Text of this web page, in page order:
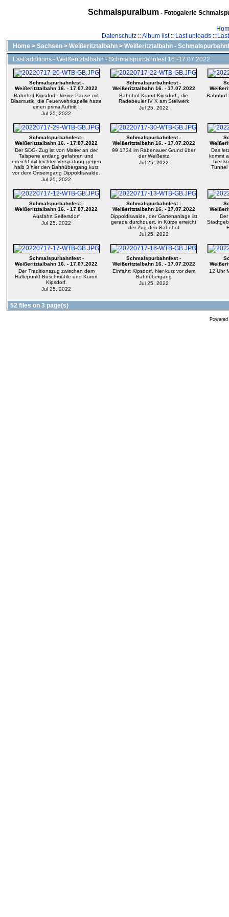
Schmalspuralbum- Fotogalerie
Datenschutz::Album list:: Last uploads::
Home > Sachsen > Weißeritztalbahn > Weißeritztalbahn -
Last additions - Weißeritztalbahn - Schmalspurbahnfest 16.-17.07.2022
Schmalspurbahnfest -
Weißeritztalbahn 16. - 17.07.2022
Bahnhof Kipsdorf - kleine Pause mit
Blasmusik, die Feuerwehrkapelle hatte
einen prima Auftritt !
Jul 25, 2022
Schmalspurbahnfest -
Weißeritztalbahn 16. - 17.07.2022
Bahnhof Kurort Kipsdorf , die
Radebeuler IV K am Stellwerk
Jul 25, 2022
Bahnhof
Schmalspurbahnfest -
Weißeritztalbahn 16. - 17.07.2022
Der SDG- Zug ist von Malter an der
Talsperre entlang gefahren und
erreicht mit leichter Verspätung gegen
halb 3 hier den Bahnübergang kurz
vor dem Ortseingang Dippoldiswalde.
Jul 25, 2022
Schmalspurbahnfest -
Weißeritztalbahn 16. - 17.07.2022
99 1734 im Rabenauer Grund über
der Weißeritz
Jul 25, 2022
Das
kommt
hier
Tunnel
Schmalspurbahnfest -
Weißeritztalbahn 16. - 17.07.2022
Ausfahrt Seifersdorf
Jul 25, 2022
Schmalspurbahnfest -
Weißeritztalbahn 16. - 17.07.2022
Dippoldiswalde, der Gartenanlage ist
gerade durchquert, in Kürze erreicht
der Zug den Bahnhof
Jul 25, 2022
Schmalspurbahnfest -
Weißeritztalbahn 16. - 17.07.2022
Der Traditionszug zwischen dem
Haltepunkt Buschmühle und Kurort
Kipsdorf.
Jul 25, 2022
Schmalspurbahnfest -
Weißeritztalbahn 16. - 17.07.2022
Einfahrt Kipsdorf, hier kurz vor dem
Bahnübergang
Jul 25, 2022
12 Uhr
52 files on 3 page(s)